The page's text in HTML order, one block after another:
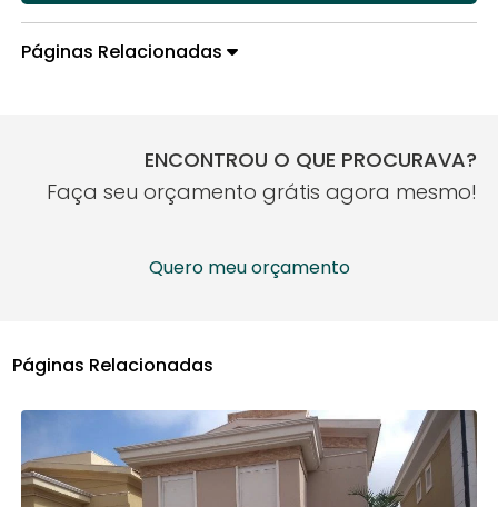
Páginas Relacionadas
ENCONTROU O QUE PROCURAVA?
Faça seu orçamento grátis agora mesmo!
Quero meu orçamento
Páginas Relacionadas